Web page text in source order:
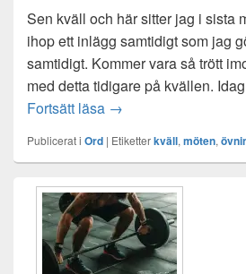
Sen kväll och här sitter jag i sista
ihop ett inlägg samtidigt som jag
samtidigt. Kommer vara så trött
med detta tidigare på kvällen.
Fortsätt läsa Noll inspiration
→
Publicerat i Ord | Etiketterkväll,möten,
Primära
sidofältet
Widget
område